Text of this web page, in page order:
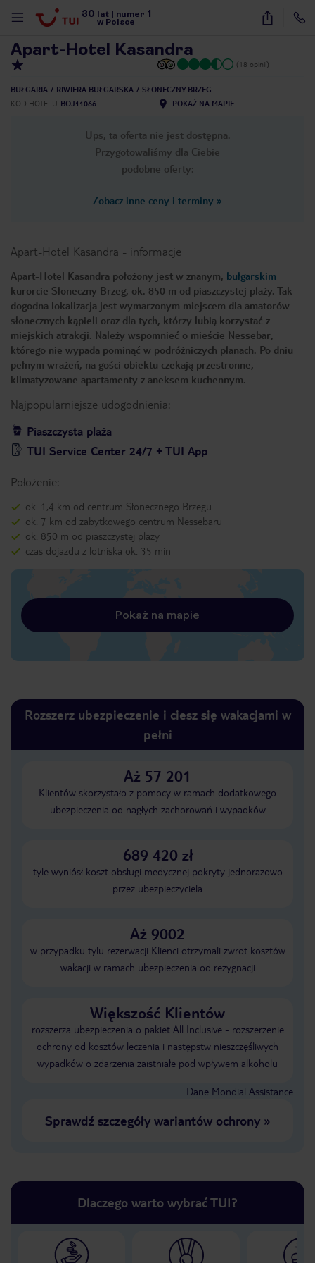
30 lat numer 1
w Polsce
20
Apart-Hotel Kasandra
(18 opinii)
BUŁGARIA RIWIERA BUŁGARSKA
SŁONECZNY BRZEG
KOD HOTELU BOJ11066 POKAŻ NA MAPIE
Ups, ta oferta nie jest dostępna.
Przygotowaliśmy dla Ciebie
podobne oferty:
Zobacz inne ceny i terminy »
Apart-Hotel Kasandra - informacje
Apart-Hotel Kasandra położony jest w znanym, bułgarskim
kurorcie Słoneczny Brzeg, ok. 850 m od piaszczystej plaży. Tak
dogodna lokalizacja jest wymarzonym miejscem dla amatorów
słonecznych kąpieli oraz dla tych, którzy lubią korzystać z
miejskich atrakcji. Należy wspomnieć o mieście Nessebar,
którego nie wypada pominąć w podróżniczych planach. Po dniu
pełnym wrażeń, na gości obiektu czekają przestronne,
klimatyzowane apartamenty z aneksem kuchennym.
Najpopularniejsze udogodnienia:
Piaszczysta plaża
TUI Service Center 24/7 + TUI App
Położenie:
ok. 1,4 km od centrum Słonecznego Brzegu
ok. 7 km od zabytkowego centrum Nessebaru
ok. 850 m od piaszczystej plaży
czas dojazdu z lotniska ok. 35 min
Pokaż na mapie
Rozszerz ubezpieczenie i ciesz się wakacjami w
pełni
Aż 57 201
Klientów skorzystało z pomocy w ramach dodatkowego
ubezpieczenia od nagłych zachorowań i wypadków
689 420 zł
tyle wyniósł koszt obsługi medycznej pokryty jednorazowo
przez ubezpieczyciela
Aż 9002
w przypadku tylu rezerwacji Klienci otrzymali zwrot kosztów
wakacji w ramach ubezpieczenia od rezygnacji
Większość Klientów
rozszerza ubezpieczenia o pakiet All Inclusive - rozszerzenie
ochrony od kosztów leczenia i następstw nieszczęśliwych
wypadków o zdarzenia zaistniałe pod wpływem alkoholu
Dane Mondial Assistance
Sprawdź szczegóły wariantów ochrony»
Dlaczego warto wybrać TUI?